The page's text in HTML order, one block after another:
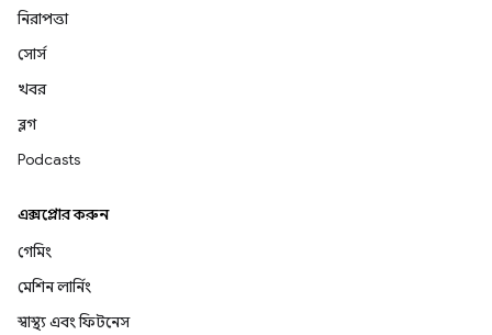
নিরাপত্তা
সোর্স
খবর
ব্লগ
Podcasts
এক্সপ্লোর করুন
গেমিং
মেশিন লার্নিং
স্বাস্থ্য এবং ফিটনেস